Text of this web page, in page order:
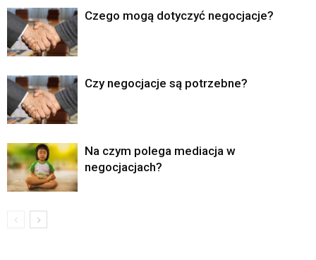
Czego mogą dotyczyć negocjacje?
Czy negocjacje są potrzebne?
Na czym polega mediacja w
negocjacjach?